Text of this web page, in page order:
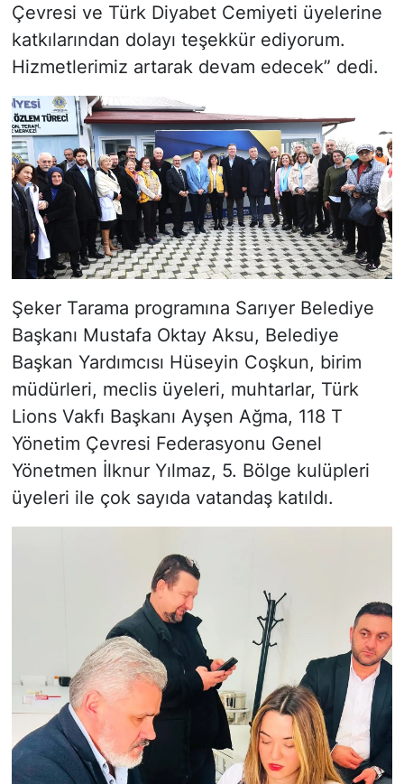
Çevresi ve Türk Diyabet Cemiyeti üyelerine
katkılarından dolayı teşekkür ediyorum.
Hizmetlerimiz artarak devam edecek” dedi.
Şeker Tarama programına Sarıyer Belediye
Başkanı Mustafa Oktay Aksu, Belediye
Başkan Yardımcısı Hüseyin Coşkun, birim
müdürleri, meclis üyeleri, muhtarlar, Türk
Lions Vakfı Başkanı Ayşen Ağma, 118 T
Yönetim Çevresi Federasyonu Genel
Yönetmen İlknur Yılmaz, 5. Bölge kulüpleri
üyeleri ile çok sayıda vatandaş katıldı.